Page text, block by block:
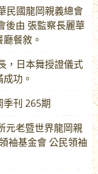
民國龍岡親義總會
後由 張監察長麗華
餐敘。
，日本舞授證儀式
功。
刊 265期
元老暨世界龍岡親
袖基金會 公民領袖